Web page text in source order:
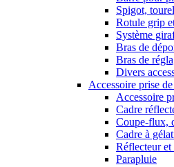
Spigot,
Rotule grip
Système
Bras de
Bras de
Divers
Accessoire prise
Accessoire
Cadre
Coupe-flux,
Cadre à
Réflecteur
Parapluie